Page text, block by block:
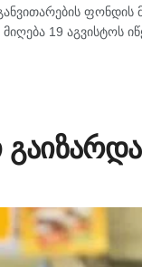
ფონდის
19 აგვისტოს
გაიზარდა